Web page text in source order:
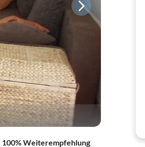
100% Weiterempfehlung